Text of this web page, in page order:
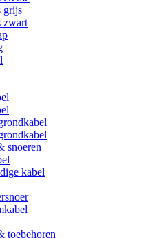
grijs
zwart
snoeren
kabel
toebehoren